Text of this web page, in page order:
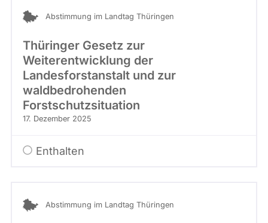
Abstimmung im Landtag Thüringen
Thüringer Gesetz zur
Weiterentwicklung der
Landesforstanstalt und zur
waldbedrohenden
Forstschutzsituation
17. Dezember 2025
Enthalten
Abstimmung im Landtag Thüringen